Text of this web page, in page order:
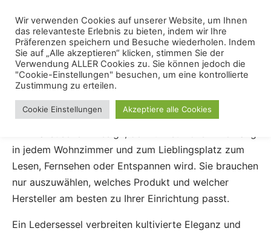
content
Menu
Ledersessel
Ledersessel. Vom klassischen Ohrensessel bis zum
modernen Sessel mit schlanker Optik und
in jedem Wohnzimmer und zum Lieblingsplatz zum
Lesen, Fernsehen oder Entspannen wird. Sie brauchen
nur auszuwählen, welches Produkt und welcher
Hersteller am besten zu Ihrer Einrichtung passt.
Ein Ledersessel verbreiten kultivierte Eleganz und
Wir verwenden Cookies auf unserer Website, um Ihnen
das relevanteste Erlebnis zu bieten, indem wir Ihre
Präferenzen speichern und Besuche wiederholen. Indem
Sie auf „Alle akzeptieren“ klicken, stimmen Sie der
Verwendung ALLER Cookies zu. Sie können jedoch die
"Cookie-Einstellungen" besuchen, um eine kontrollierte
Zustimmung zu erteilen.
Cookie Einstellungen Akzeptiere alle Cookies